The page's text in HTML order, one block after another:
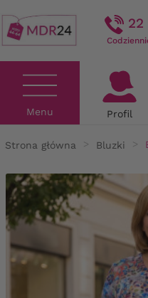
22
Menu Profil
Strona główna Bluzki